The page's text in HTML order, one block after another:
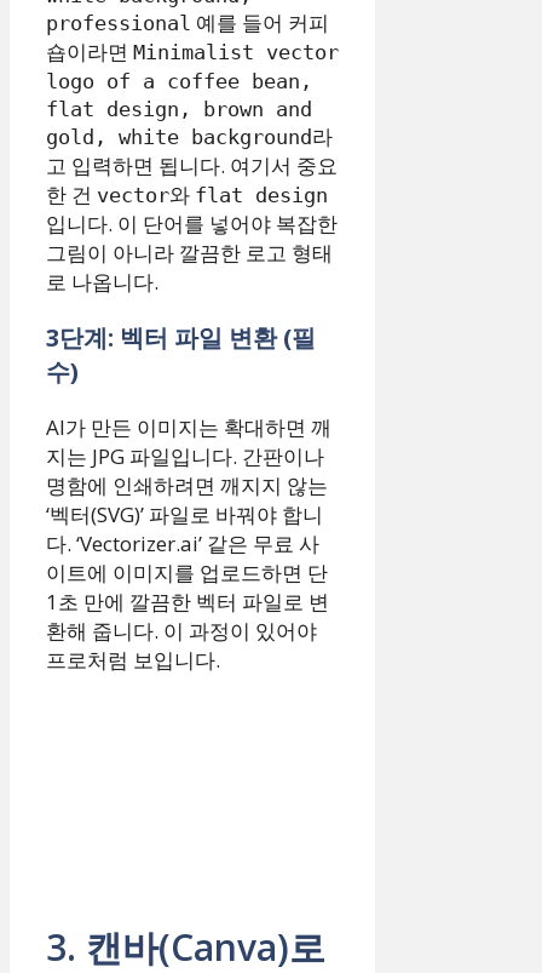
professional 예를 들어 커피
숍이라면 Minimalist vector
logo of a coffee bean,
flat design, brown and
gold, white background라
고 입력하면 됩니다. 여기서 중요
한 건 vector와 flat design
입니다. 이 단어를 넣어야 복잡한
그림이 아니라 깔끔한 로고 형태
로 나옵니다.
3단계: 벡터 파일 변환 (필
수)
AI가 만든 이미지는 확대하면 깨
지는 JPG 파일입니다. 간판이나
명함에 인쇄하려면 깨지지 않는
‘벡터(SVG)’ 파일로 바꿔야 합니
다. ‘Vectorizer.ai’ 같은 무료 사
이트에 이미지를 업로드하면 단
1초 만에 깔끔한 벡터 파일로 변
환해 줍니다. 이 과정이 있어야
프로처럼 보입니다.
3. 캔바(Canva)로